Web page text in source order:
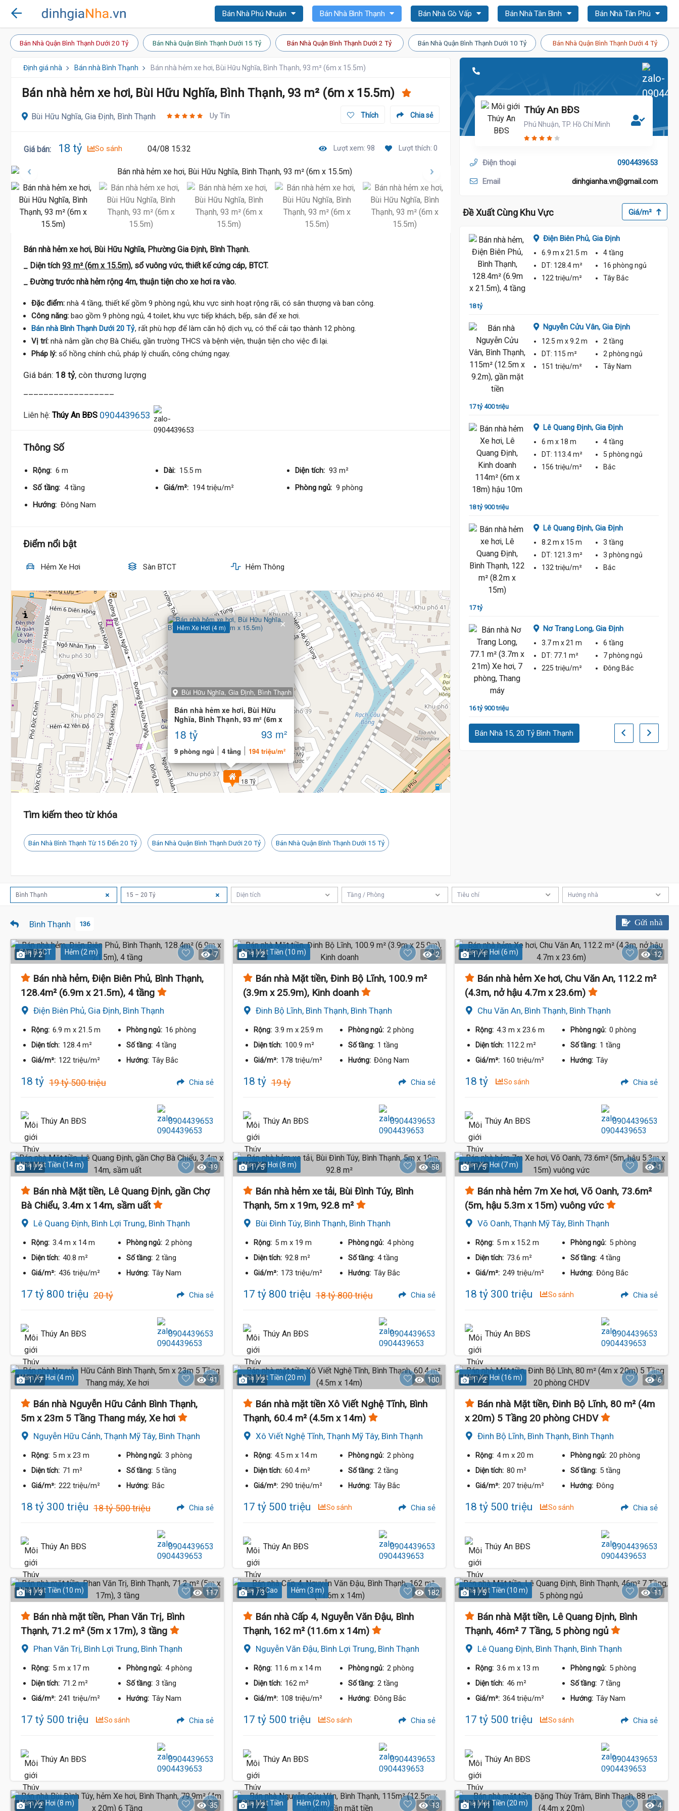
Bán Nhà Phú Nhuận Bán Nhà Bình Thạnh Bán Nhà Gò Vấp Bán Nhà Tân Bình Bán Nhà Tân Phú
Bán Nhà Quận Bình Thạnh Dưới 20 Tỷ Bán Nhà Quận Bình Thạnh Dưới 15 Tỷ Bán Nhà Quận Bình Thạnh Dưới 2 Tỷ Bán Nhà Quận Bình Thạnh Dưới 10 Tỷ Bán Nhà Quận Bình Thạnh Dưới 4 Tỷ
Định giá nhà Bán nhà Bình Thạnh Bán nhà hẻm xe hơi, Bùi Hữu Nghĩa, Bình Thạnh, 93 m² (6m x 15.5m)
Bán nhà hẻm xe hơi, Bùi Hữu Nghĩa, Bình Thạnh, 93 m² (6m x 15.5m)
Bùi Hữu Nghĩa, Gia Định, Bình Thạnh Uy Tín Chia sẻ
Thích
Giá bán: 18 tỷ So sánh 04/08 15:32 Lượt xem: 98 Lượt thích: 0
Bán nhà hẻm xe hơi, Bùi Hữu Nghĩa, Phường Gia Định, Bình Thạnh.
_ Diện tích 93 m² (6m x 15.5m), sổ vuông vức, thiết kế cứng cáp, BTCT.
_ Đường trước nhà hẻm rộng 4m, thuận tiện cho xe hơi ra vào.
Đặc điểm: nhà 4 tầng, thiết kế gồm 9 phòng ngủ, khu vực sinh hoạt rộng rãi, có sân thượng và ban công.
Công năng: bao gồm 9 phòng ngủ, 4 toilet, khu vực tiếp khách, bếp, sân để xe hơi.
Bán nhà Bình Thạnh Dưới 20 Tỷ, rất phù hợp để làm căn hộ dịch vụ, có thể cải tạo thành 12 phòng.
Vị trí: nhà nằm gần chợ Bà Chiểu, gần trường THCS và bệnh viện, thuận tiện cho việc đi lại.
Pháp lý: sổ hồng chính chủ, pháp lý chuẩn, công chứng ngay.
Giá bán: 18 tỷ, còn thương lượng
Liên hệ: Thúy An BĐS 0904439653
Thông Số
Rộng: 6 m Dài: 15.5 m Diện tích: 93 m²
Số tầng: 4 tầng Giá/m²: 194 triệu/m² Phòng ngủ: 9 phòng
Hướng: Đông Nam
Điểm nổi bật
Hẻm Xe Hơi Sàn BTCT Hẻm Thông
18 Tỷ
18 Tỷ
Hẻm Xe Hơi (4 m)
Bùi Hữu Nghĩa, Gia Định, Bình Thạnh
Bán nhà hẻm xe hơi, Bùi Hữu
Nghĩa, Bình Thạnh, 93 m² (6m x
15.5m)
18 tỷ 93 m²
9 phòng ngủ 4 tầng 194 triệu/m²
×
Tìm kiếm theo từ khóa
Bán Nhà Bình Thạnh Từ 15 Đến 20 Tỷ Bán Nhà Quận Bình Thạnh Dưới 20 Tỷ Bán Nhà Quận Bình Thạnh Dưới 15 Tỷ
Thúy An BĐS
Phú Nhuận, TP. Hồ Chí Minh
Điện thoại 0904439653
Email dinhgianha.vn@gmail.com
Đề Xuất Cùng Khu Vực Giá/m²
15 tỷ
14 tỷ 500 triệu
22 tỷ
Lê Trực,Gia Định
12.5 mx 17.6 m
3 tầng
DT:
217.3 m² 11 phòngngủ
89 triệu/m²
Đông
18 tỷ
Điện Biên Phủ, Gia Định
6.9 m x 21.5 m
4 tầng
DT: 128.4 m² 16 phòng ngủ
122 triệu/m²
Tây Bắc
17 tỷ 400 triệu
Nguyễn Cửu Vân, Gia Định
12.5 m x 9.2 m
2 tầng
DT: 115 m² 2 phòng ngủ
151 triệu/m²
Tây Nam
18 tỷ 900 triệu
Lê Quang Định, Gia Định
6 m x 18 m
4 tầng
DT: 113.4 m² 5 phòng ngủ
156 triệu/m²
Bắc
17 tỷ
Lê Quang Định, Gia Định
8.2 m x 15 m
3 tầng
DT: 121.3 m² 3 phòng ngủ
132 triệu/m²
Bắc
16 tỷ 900 triệu
Nơ Trang Long, Gia Định
3.7 m x 21 m
6 tầng
DT: 77.1 m² 7 phòng ngủ
225 triệu/m²
Đông Bắc
Bán Nhà 15, 20 Tỷ Bình Thạnh
Bình Thạnh 15 – 20 Tỷ Diện tích Tầng / Phòng Tiêu chí Hướng nhà
Gửi nhà
Bình Thạnh 136
Sàn BTCT Hẻm (2 m)
1 / 2 7
Bán nhà hẻm, Điện Biên Phủ, Bình Thạnh,
128.4m² (6.9m x 21.5m), 4 tầng
Điện Biên Phủ, Gia Định, Bình Thạnh
Rộng: 6.9 m x 21.5 m Phòng ngủ: 16 phòng
Diện tích: 128.4 m² Số tầng: 4 tầng
Giá/m²: 122 triệu/m² Hướng: Tây Bắc
18 tỷ 19 tỷ 500 triệu Chia sẻ
Thúy An BĐS 0904439653
Nhà Mặt Tiền (10 m)
1 / 2 2
Bán nhà Mặt tiền, Đinh Bộ Lĩnh, 100.9 m²
(3.9m x 25.9m), Kinh doanh
Đinh Bộ Lĩnh, Bình Thạnh, Bình Thạnh
Rộng: 3.9 m x 25.9 m Phòng ngủ: 2 phòng
Diện tích: 100.9 m² Số tầng: 1 tầng
Giá/m²: 178 triệu/m² Hướng: Đông Nam
18 tỷ 19 tỷ Chia sẻ
Thúy An BĐS 0904439653
Hẻm Xe Hơi (6 m)
1 / 1 12
Bán nhà hẻm Xe hơi, Chu Văn An, 112.2 m²
(4.3m, nở hậu 4.7m x 23.6m)
Chu Văn An, Bình Thạnh, Bình Thạnh
Rộng: 4.3 m x 23.6 m Phòng ngủ: 0 phòng
Diện tích: 112.2 m² Số tầng: 1 tầng
Giá/m²: 160 triệu/m² Hướng: Tây
18 tỷ So sánh Chia sẻ
Thúy An BĐS 0904439653
Nhà Mặt Tiền (14 m)
1 / 2 19
Bán nhà Mặt tiền, Lê Quang Định, gần Chợ
Bà Chiểu, 3.4m x 14m, sầm uất
Lê Quang Định, Bình Lợi Trung, Bình Thạnh
Rộng: 3.4 m x 14 m Phòng ngủ: 2 phòng
Diện tích: 40.8 m² Số tầng: 2 tầng
Giá/m²: 436 triệu/m² Hướng: Tây Nam
17 tỷ 800 triệu 20 tỷ Chia sẻ
Thúy An BĐS 0904439653
Hẻm Xe Hơi (8 m)
1 / 5 58
Bán nhà hẻm xe tải, Bùi Đình Túy, Bình
Thạnh, 5m x 19m, 92.8 m²
Bùi Đình Túy, Bình Thạnh, Bình Thạnh
Rộng: 5 m x 19 m Phòng ngủ: 4 phòng
Diện tích: 92.8 m² Số tầng: 4 tầng
Giá/m²: 173 triệu/m² Hướng: Tây Bắc
17 tỷ 800 triệu 18 tỷ 800 triệu Chia sẻ
Thúy An BĐS 0904439653
Hẻm Xe Hơi (7 m)
1 / 5 1
Bán nhà hẻm 7m Xe hơi, Võ Oanh, 73.6m²
(5m, hậu 5.3m x 15m) vuông vức
Võ Oanh, Thạnh Mỹ Tây, Bình Thạnh
Rộng: 5 m x 15.2 m Phòng ngủ: 5 phòng
Diện tích: 73.6 m² Số tầng: 4 tầng
Giá/m²: 249 triệu/m² Hướng: Đông Bắc
18 tỷ 300 triệu So sánh Chia sẻ
Thúy An BĐS 0904439653
Hẻm Xe Hơi (4 m)
1 / 7 91
Bán nhà Nguyễn Hữu Cảnh Bình Thạnh,
5m x 23m 5 Tầng Thang máy, Xe hơi
Nguyễn Hữu Cảnh, Thạnh Mỹ Tây, Bình Thạnh
Rộng: 5 m x 23 m Phòng ngủ: 3 phòng
Diện tích: 71 m² Số tầng: 5 tầng
Giá/m²: 222 triệu/m² Hướng: Bắc
18 tỷ 300 triệu 18 tỷ 500 triệu Chia sẻ
Thúy An BĐS 0904439653
Nhà Mặt Tiền (20 m)
1 / 2 100
Bán nhà mặt tiền Xô Viết Nghệ Tĩnh, Bình
Thạnh, 60.4 m² (4.5m x 14m)
Xô Viết Nghệ Tĩnh, Thạnh Mỹ Tây, Bình Thạnh
Rộng: 4.5 m x 14 m Phòng ngủ: 2 phòng
Diện tích: 60.4 m² Số tầng: 2 tầng
Giá/m²: 290 triệu/m² Hướng: Tây Bắc
17 tỷ 500 triệu So sánh Chia sẻ
Thúy An BĐS 0904439653
Hẻm Xe Hơi (16 m)
1 / 2 6
Bán nhà Mặt tiền, Đinh Bộ Lĩnh, 80 m² (4m
x 20m) 5 Tầng 20 phòng CHDV
Đinh Bộ Lĩnh, Bình Thạnh, Bình Thạnh
Rộng: 4 m x 20 m Phòng ngủ: 20 phòng
Diện tích: 80 m² Số tầng: 5 tầng
Giá/m²: 207 triệu/m² Hướng: Đông
18 tỷ 500 triệu So sánh Chia sẻ
Thúy An BĐS 0904439653
Nhà Mặt Tiền (10 m)
1 / 3 117
Bán nhà mặt tiền, Phan Văn Trị, Bình
Thạnh, 71.2 m² (5m x 17m), 3 tầng
Phan Văn Trị, Bình Lợi Trung, Bình Thạnh
Rộng: 5 m x 17 m Phòng ngủ: 4 phòng
Diện tích: 71.2 m² Số tầng: 3 tầng
Giá/m²: 241 triệu/m² Hướng: Tây Nam
17 tỷ 500 triệu So sánh Chia sẻ
Thúy An BĐS 0904439653
Dân Trí Cao Hẻm (3 m)
1 / 3 182
Bán nhà Cấp 4, Nguyễn Văn Đậu, Bình
Thạnh, 162 m² (11.6m x 14m)
Nguyễn Văn Đậu, Bình Lợi Trung, Bình Thạnh
Rộng: 11.6 m x 14 m Phòng ngủ: 2 phòng
Diện tích: 162 m² Số tầng: 2 tầng
Giá/m²: 108 triệu/m² Hướng: Đông Bắc
17 tỷ 500 triệu So sánh Chia sẻ
Thúy An BĐS 0904439653
Nhà Mặt Tiền (10 m)
1 / 5 11
Bán nhà Mặt tiền, Lê Quang Định, Bình
Thạnh, 46m² 7 Tầng, 5 phòng ngủ
Lê Quang Định, Bình Thạnh, Bình Thạnh
Rộng: 3.6 m x 13 m Phòng ngủ: 5 phòng
Diện tích: 46 m² Số tầng: 7 tầng
Giá/m²: 364 triệu/m² Hướng: Tây Nam
17 tỷ 500 triệu So sánh Chia sẻ
Thúy An BĐS 0904439653
Hẻm Xe Hơi (8 m)
1 / 2 35 Gần Mặt Tiền Hẻm (2 m)
1 / 2 13 Nhà Mặt Tiền (20 m)
1 / 11 4